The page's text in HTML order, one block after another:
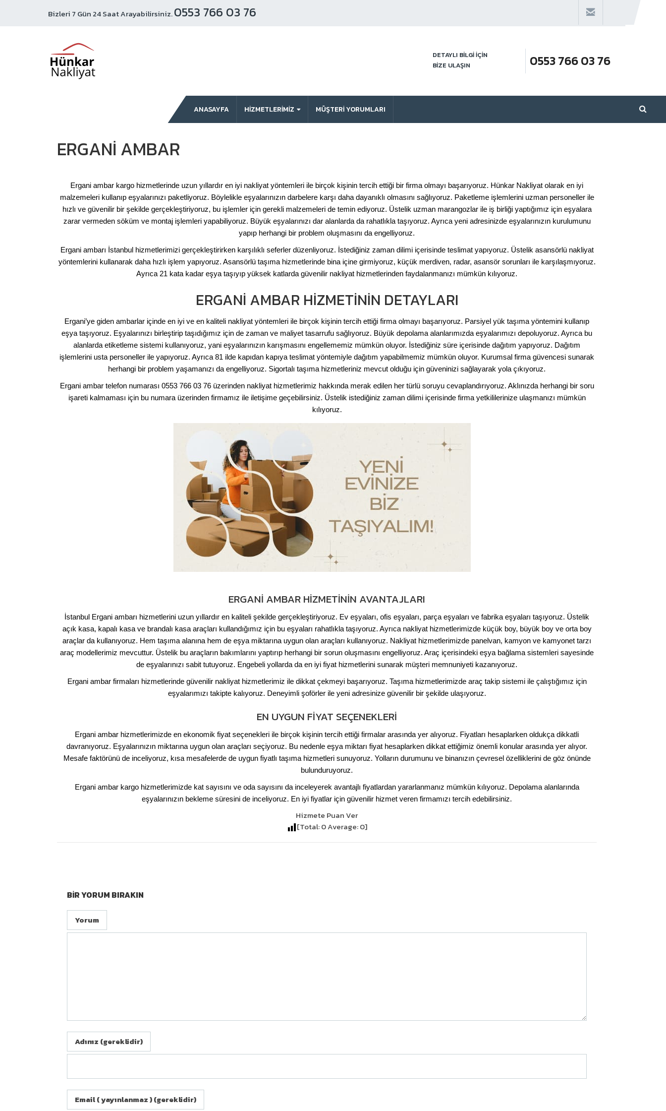
Bizleri 7 Gün 24 Saat Arayabilirsiniz.0553 766 03 76
DETAYLI BİLGİ İÇİN
BİZE ULAŞIN
0553 766 03 76
ANASAYFA HİZMETLERİMİZ MÜŞTERI YORUMLARI
ERGANI AMBAR
Ergani ambar kargo hizmetlerinde uzun yıllardır en iyi nakliyat yöntemleri ile birçok kişinin tercih ettiği bir firma olmayı başarıyoruz. Hünkar Nakliyat olarak en iyi
malzemeleri kullanıp eşyalarınızı paketliyoruz. Böylelikle eşyalarınızın darbelere karşı daha dayanıklı olmasını sağlıyoruz. Paketleme işlemlerini uzman personeller ile
hızlı ve güvenilir bir şekilde gerçekleştiriyoruz, bu işlemler için gerekli malzemeleri de temin ediyoruz. Üstelik uzman marangozlar ile iş birliği yaptığımız için eşyalara
zarar vermeden söküm ve montaj işlemleri yapabiliyoruz. Büyük eşyalarınızı dar alanlarda da rahatlıkla taşıyoruz. Ayrıca yeni adresinizde eşyalarınızın kurulumunu
yapıp herhangi bir problem oluşmasını da engelliyoruz.
Ergani ambarı İstanbul hizmetlerimizi gerçekleştirirken karşılıklı seferler düzenliyoruz. İstediğiniz zaman dilimi içerisinde teslimat yapıyoruz. Üstelik asansörlü nakliyat
yöntemlerini kullanarak daha hızlı işlem yapıyoruz. Asansörlü taşıma hizmetlerinde bina içine girmiyoruz, küçük merdiven, radar, asansör sorunları ile karşılaşmıyoruz.
Ayrıca 21 kata kadar eşya taşıyıp yüksek katlarda güvenilir nakliyat hizmetlerinden faydalanmanızı mümkün kılıyoruz.
ERGANI AMBAR HIZMETININ DETAYLARI
Ergani’ye giden ambarlar içinde en iyi ve en kaliteli nakliyat yöntemleri ile birçok kişinin tercih ettiği firma olmayı başarıyoruz. Parsiyel yük taşıma yöntemini kullanıp
eşya taşıyoruz. Eşyalarınızı birleştirip taşıdığımız için de zaman ve maliyet tasarrufu sağlıyoruz. Büyük depolama alanlarımızda eşyalarımızı depoluyoruz. Ayrıca bu
alanlarda etiketleme sistemi kullanıyoruz, yani eşyalarınızın karışmasını engellememiz mümkün oluyor. İstediğiniz süre içerisinde dağıtım yapıyoruz. Dağıtım
işlemlerini usta personeller ile yapıyoruz. Ayrıca 81 ilde kapıdan kapıya teslimat yöntemiyle dağıtım yapabilmemiz mümkün oluyor. Kurumsal firma güvencesi sunarak
herhangi bir problem yaşamanızı da engelliyoruz. Sigortalı taşıma hizmetleriniz mevcut olduğu için güveninizi sağlayarak yola çıkıyoruz.
Ergani ambar telefon numarası 0553 766 03 76 üzerinden nakliyat hizmetlerimiz hakkında merak edilen her türlü soruyu cevaplandırıyoruz. Aklınızda herhangi bir soru
işareti kalmaması için bu numara üzerinden firmamız ile iletişime geçebilirsiniz. Üstelik istediğiniz zaman dilimi içerisinde firma yetkililerinize ulaşmanızı mümkün
kılıyoruz.
ERGANI AMBAR HIZMETININ AVANTAJLARI
İstanbul Ergani ambarı hizmetlerini uzun yıllardır en kaliteli şekilde gerçekleştiriyoruz. Ev eşyaları, ofis eşyaları, parça eşyaları ve fabrika eşyaları taşıyoruz. Üstelik
açık kasa, kapalı kasa ve brandalı kasa araçları kullandığımız için bu eşyaları rahatlıkla taşıyoruz. Ayrıca nakliyat hizmetlerimizde küçük boy, büyük boy ve orta boy
araçlar da kullanıyoruz. Hem taşıma alanına hem de eşya miktarına uygun olan araçları kullanıyoruz. Nakliyat hizmetlerimizde panelvan, kamyon ve kamyonet tarzı
araç modellerimiz mevcuttur. Üstelik bu araçların bakımlarını yaptırıp herhangi bir sorun oluşmasını engelliyoruz. Araç içerisindeki eşya bağlama sistemleri sayesinde
de eşyalarınızı sabit tutuyoruz. Engebeli yollarda da en iyi fiyat hizmetlerini sunarak müşteri memnuniyeti kazanıyoruz.
Ergani ambar firmaları hizmetlerinde güvenilir nakliyat hizmetlerimiz ile dikkat çekmeyi başarıyoruz. Taşıma hizmetlerimizde araç takip sistemi ile çalıştığımız için
eşyalarımızı takipte kalıyoruz. Deneyimli şoförler ile yeni adresinize güvenilir bir şekilde ulaşıyoruz.
EN UYGUN FIYAT SEÇENEKLERI
Ergani ambar hizmetlerimizde en ekonomik fiyat seçenekleri ile birçok kişinin tercih ettiği firmalar arasında yer alıyoruz. Fiyatları hesaplarken oldukça dikkatli
davranıyoruz. Eşyalarınızın miktarına uygun olan araçları seçiyoruz. Bu nedenle eşya miktarı fiyat hesaplarken dikkat ettiğimiz önemli konular arasında yer alıyor.
Mesafe faktörünü de inceliyoruz, kısa mesafelerde de uygun fiyatlı taşıma hizmetleri sunuyoruz. Yolların durumunu ve binanızın çevresel özelliklerini de göz önünde
bulunduruyoruz.
Ergani ambar kargo hizmetlerimizde kat sayısını ve oda sayısını da inceleyerek avantajlı fiyatlardan yararlanmanız mümkün kılıyoruz. Depolama alanlarında
eşyalarınızın bekleme süresini de inceliyoruz. En iyi fiyatlar için güvenilir hizmet veren firmamızı tercih edebilirsiniz.
Hizmete Puan Ver
[Total:0Average:0]
BIR YORUM BIRAKIN
Yorum
Adınız (gereklidir)
Email ( yayınlanmaz ) (gereklidir)